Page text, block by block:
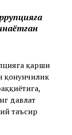
қарши
қонунчилик
давлат
таъсир